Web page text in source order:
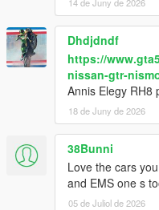
Dhdjdndf
https://
nissan-gtr-
Annis Elegy RH8
18 de Juny de 2026
38Bunni
Love the cars
and EMS one s
05 de Juliol de 2026